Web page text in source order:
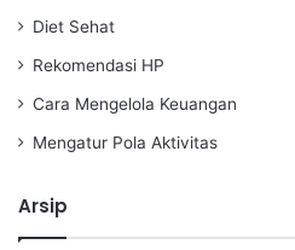
Diet Sehat
Rekomendasi HP
Cara Mengelola Keuangan
Mengatur Pola Aktivitas
Arsip